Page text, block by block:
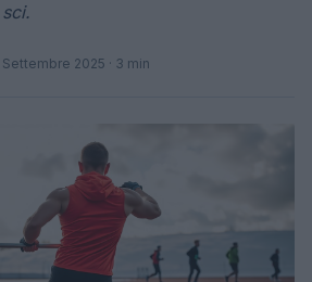
Settembre 2025 · 3 min